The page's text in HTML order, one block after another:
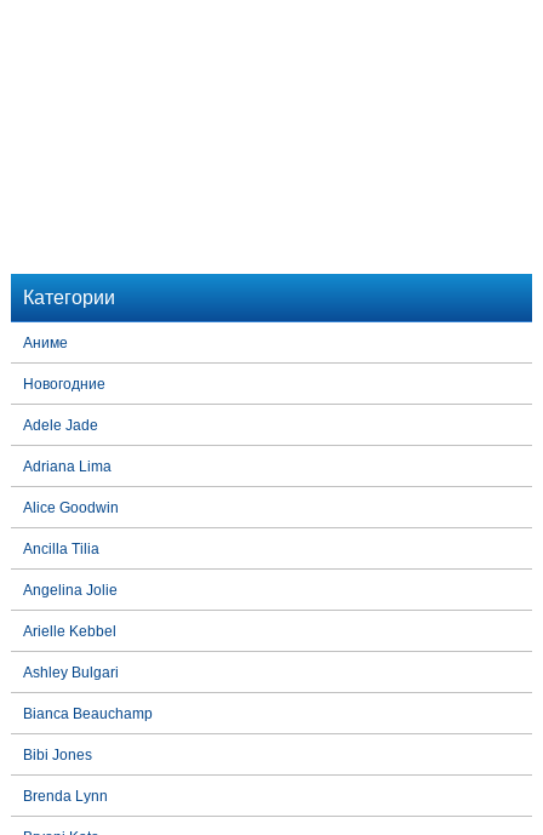
Категории
Аниме
Новогодние
Adele Jade
Adriana Lima
Alice Goodwin
Ancilla Tilia
Angelina Jolie
Arielle Kebbel
Ashley Bulgari
Bianca Beauchamp
Bibi Jones
Brenda Lynn